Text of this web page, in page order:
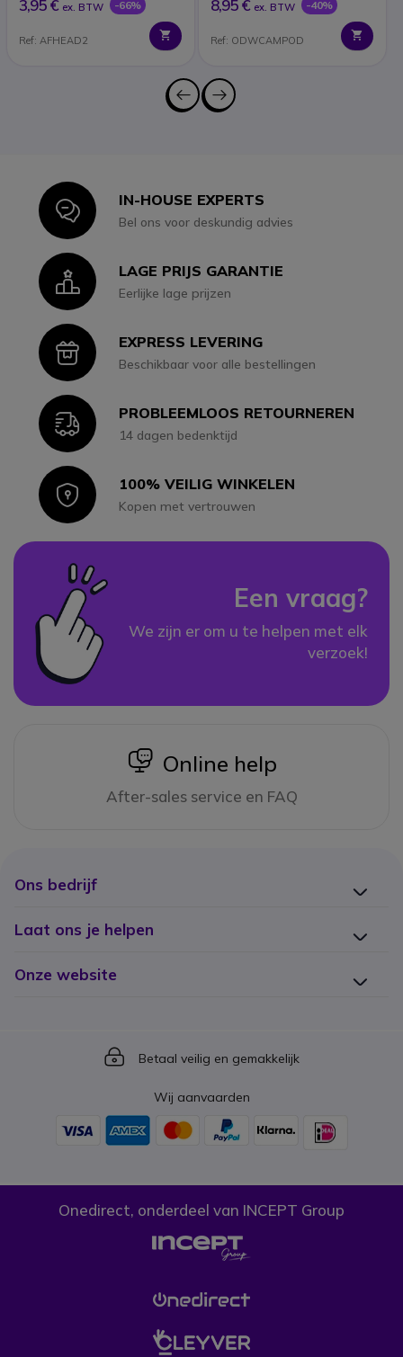
3,95 € ex. BTW -66%
Ref: AFHEAD2
8,95 € ex. BTW -40%
Ref: ODWCAMPOD
IconIN-HOUSE EXPERTS
Bel ons voor deskundig advies
IconLAGE PRIJS GARANTIE
Eerlijke lage prijzen
IconEXPRESS LEVERING
Beschikbaar voor alle bestellingen
IconPROBLEEMLOOS RETOURNEREN
14 dagen bedenktijd
Icon100% VEILIG WINKELEN
Kopen met vertrouwen
Een vraag?
We zijn er om u te helpen met elk
verzoek!
icon
Online help
After-sales service en FAQ
Ons bedrijf
Laat ons je helpen
Onze website
Icon
Betaal veilig en gemakkelijk
Wij aanvaarden
Onedirect, onderdeel van INCEPT Group